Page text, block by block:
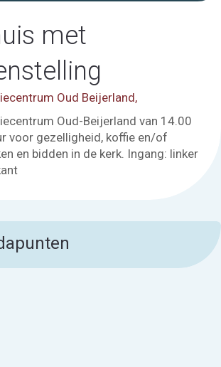
met
Oud Beijerland,
Oud-Beijerland van 14.00
voor gezelligheid, koffie en/of
en bidden in de kerk. Ingang: linker